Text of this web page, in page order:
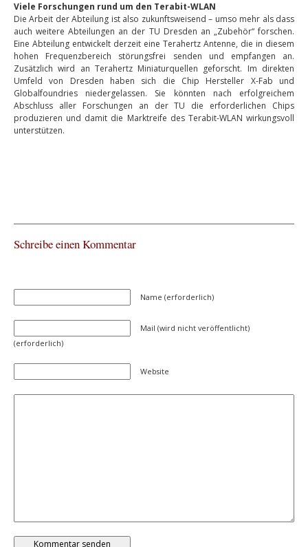
Viele Forschungen rund um den Terabit-WLAN
Die Arbeit der Abteilung ist also zukunftsweisend – umso mehr als dass
auch weitere Abteilungen an der TU Dresden an „Zubehör“ forschen.
Eine Abteilung entwickelt derzeit eine Terahertz Antenne, die in diesem
hohen Frequenzbereich störungsfrei senden und empfangen an.
Zusätzlich wird an Terahertz Miniaturquellen geforscht. Im direkten
Umfeld von Dresden haben sich die Chip Hersteller X-Fab und
Globalfoundries niedergelassen. Sie könnten nach erfolgreichem
Abschluss aller Forschungen an der TU die erforderlichen Chips
produzieren und damit die Marktreife des Terabit-WLAN wirkungsvoll
unterstützen.
Schreibe einen Kommentar
Name (erforderlich)
Mail (wird nicht veröffentlicht)
(erforderlich)
Website